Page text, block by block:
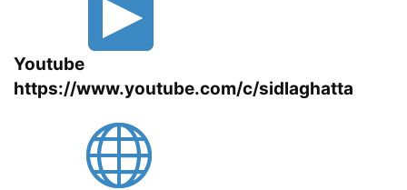
Youtube
https://www.youtube.com/c/sidlaghatta